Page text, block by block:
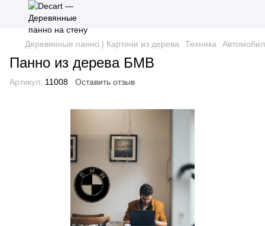
Деревянные панно | Картини из дерева Техника
Панно из дерева БМВ
Артикул: 11008 Оставить отзыв